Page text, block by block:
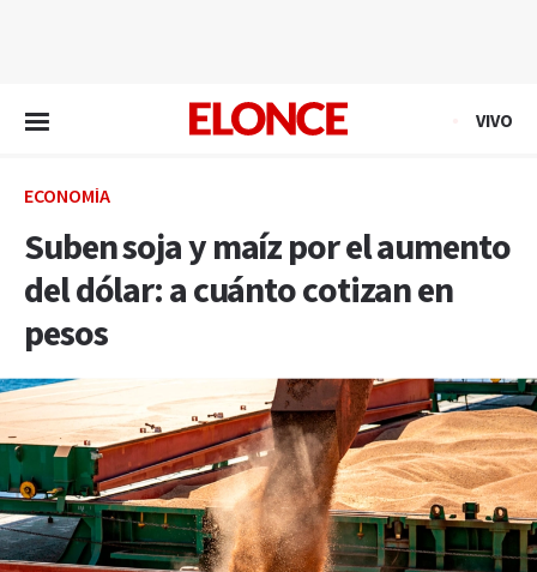
VIVO
ECONOMÍA
Suben soja y maíz por el aumento
del dólar: a cuánto cotizan en
pesos